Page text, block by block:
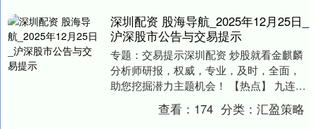
深圳配资 股海导航_2025年12月25日_
沪深股市公告与交易提示
专题：交易提示深圳配资 炒股就看金麒麟
分析师研报，权威，专业，及时，全面，
助您挖掘潜力主题机会！ 【热点】 九连板
胜通能源：如股价进一步上涨，可能申请
停牌核查。....查看： 174 分类：汇盈策略